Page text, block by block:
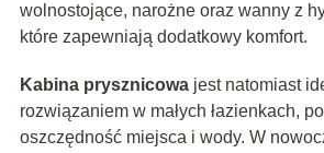
wolnostojące, narożne oraz wanny z
które zapewniają dodatkowy komfort.
Kabina prysznicowajest natomiast
rozwiązaniem w małych łazienkach,
oszczędność miejsca i wody. W